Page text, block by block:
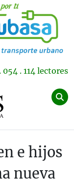
054 . 114 lectores
e hijos
nueva